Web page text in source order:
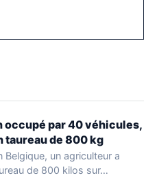
occupé par 40 véhicules,
taureau de 800 kg
Belgique, un agriculteur a
de 800 kilos sur…